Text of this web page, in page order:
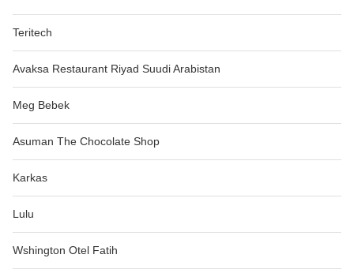
Teritech
Avaksa Restaurant Riyad Suudi Arabistan
Meg Bebek
Asuman The Chocolate Shop
Karkas
Lulu
Wshington Otel Fatih